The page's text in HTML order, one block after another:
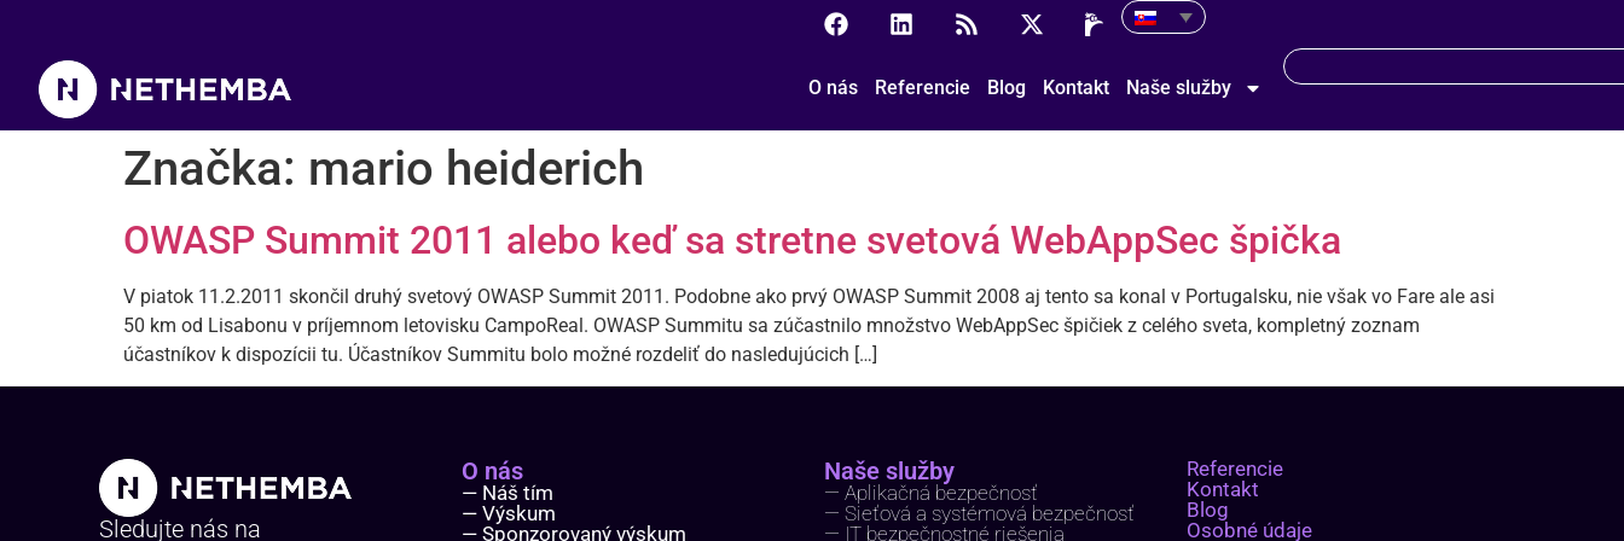
O nás Referencie Blog Kontakt Naše služby
Značka: mario heiderich
OWASP Summit 2011 alebo keď sa stretne svetová WebAppSec špička
V piatok 11.2.2011 skončil druhý svetový OWASP Summit 2011. Podobne ako prvý OWASP Summit 2008 aj tento sa konal v Portugalsku, nie však vo Fare ale asi
50 km od Lisabonu v príjemnom letovisku CampoReal. OWASP Summitu sa zúčastnilo množstvo WebAppSec špičiek z celého sveta, kompletný zoznam
účastníkov k dispozícii tu. Účastníkov Summitu bolo možné rozdeliť do nasledujúcich […]
Sledujte nás na
O nás
— Náš tím
— Výskum
— Sponzorovaný výskum
Naše služby
— Aplikačná bezpečnosť
— Sieťová a systémová bezpečnosť
— IT bezpečnostné riešenia
Referencie
Kontakt
Blog
Osobné údaje